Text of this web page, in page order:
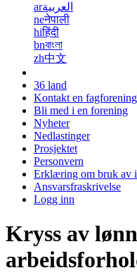
arالعربية
neनेपाली
hiहिंदी
bnবাংলা
zh中文
36 land
Kontakt en fagforening
Bli med i en forening
Nyheter
Nedlastinger
Prosjektet
Personvern
Erklæring om bruk av
Ansvarsfraskrivelse
Logg inn
Kryss av